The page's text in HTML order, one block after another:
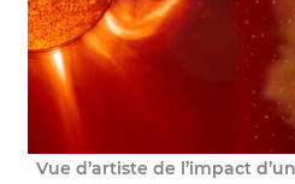
Vue d’artiste de l’impact